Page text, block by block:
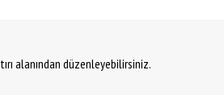
alanından düzenleyebilirsiniz.